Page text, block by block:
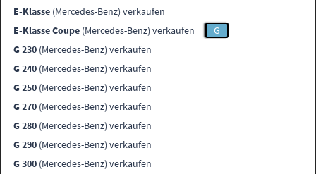
E-Klasse (Mercedes-Benz) verkaufen
E-Klasse Coupe (Mercedes-Benz) verkaufen
G
G 230 (Mercedes-Benz) verkaufen
G 240 (Mercedes-Benz) verkaufen
G 250 (Mercedes-Benz) verkaufen
G 270 (Mercedes-Benz) verkaufen
G 280 (Mercedes-Benz) verkaufen
G 290 (Mercedes-Benz) verkaufen
G 300 (Mercedes-Benz) verkaufen